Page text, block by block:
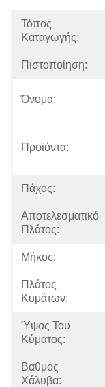
Τόπος
Καταγωγής:
Πιστοποίηση:
Όνομα:
Προϊόντα:
Πάχος:
Αποτελεσματικό
Πλάτος:
Μήκος:
Πλάτος
Κυμάτων:
Ύψος Του
Κύματος:
Βαθμός
Χάλυβα: